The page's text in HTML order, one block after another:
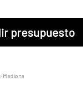
presupuesto
Mediona